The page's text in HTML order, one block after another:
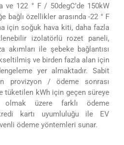
ve 122 ° F / 50degC’de 150kW
bağlı özellikler arasında -22 ° F
için soğuk hava kiti, daha fazla
izolatörlü rozet paneli,
akımları ile şebeke bağlantısı
ve birden fazla alan için
yer almaktadır. Sabit
provizyon / ödeme sonrası
tüketilen kWh için geçen süreye
olmak üzere farklı ödeme
kartı uyumluluğu ile EV
ödeme yöntemleri sunar.